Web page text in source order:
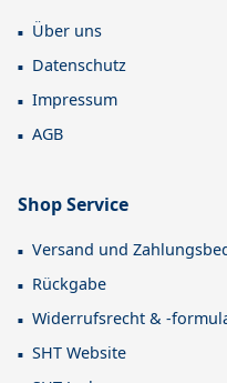
Über uns
Datenschutz
Impressum
AGB
Shop Service
Versand und
Rückgabe
Widerrufsrecht & -
SHT Website